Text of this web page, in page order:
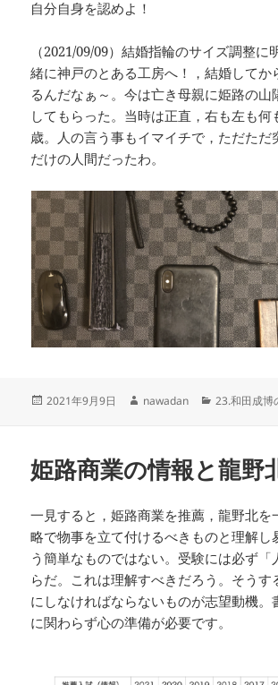
自分自身を認めよ！
（2021/09/09）結婚指輪のサイズ調整に
緒に神戸のとある工房へ！，結婚してか
るんだなぁ～。今は亡き母親に姫路の山
してもらった。当時は正直，右も左も何
歳。人の言う事もイマイチで，ただただ
だけの人間だったわ。
投
2021年9月9日
作
nawadan
カ
ー
23.和田成
姫路商業の情報と龍野
一見すると，姫路商業を推薦，龍野北を
略で物事を立て付けるべきものと理解し
う簡単なものではない。受験には必ず「
らだ。これは理解すべきだろう。そうす
にしなければならないものが志望動機。
に関わらず心の準備が必要です。